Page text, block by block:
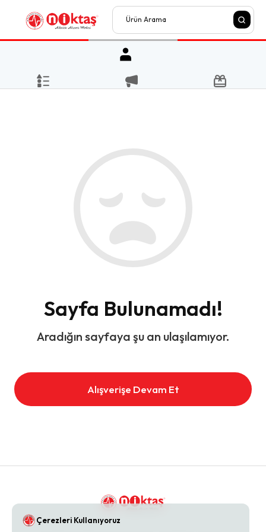
Sayfa Bulunamadı!
Aradığın sayfaya şu an ulaşılamıyor.
Alışverişe Devam Et
Çerezleri Kullanıyoruz